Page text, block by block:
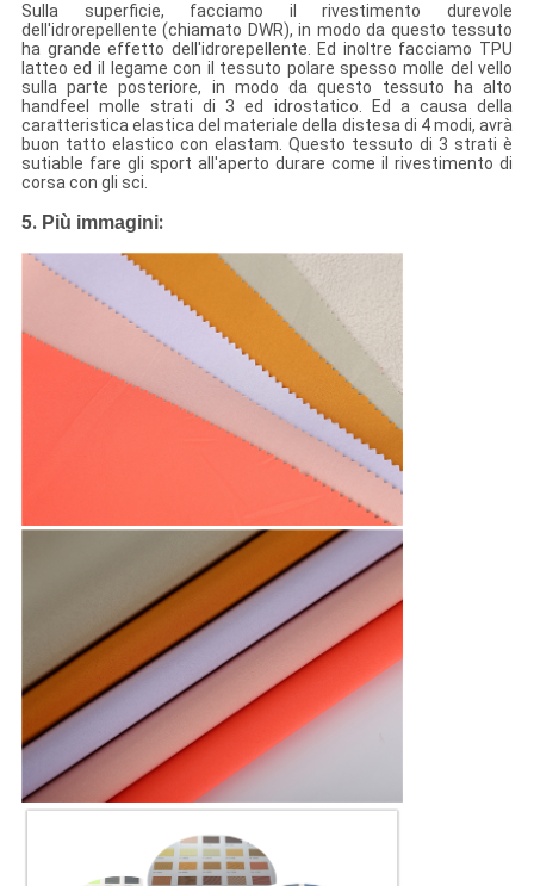
Sulla superficie, facciamo il rivestimento durevole
dell'idrorepellente (chiamato DWR), in modo da questo tessuto
ha grande effetto dell'idrorepellente. Ed inoltre facciamo TPU
latteo ed il legame con il tessuto polare spesso molle del vello
sulla parte posteriore, in modo da questo tessuto ha alto
handfeel molle strati di 3 ed idrostatico. Ed a causa della
caratteristica elastica del materiale della distesa di 4 modi, avrà
buon tatto elastico con elastam. Questo tessuto di 3 strati è
sutiable fare gli sport all'aperto durare come il rivestimento di
corsa con gli sci.
5. Più immagini: